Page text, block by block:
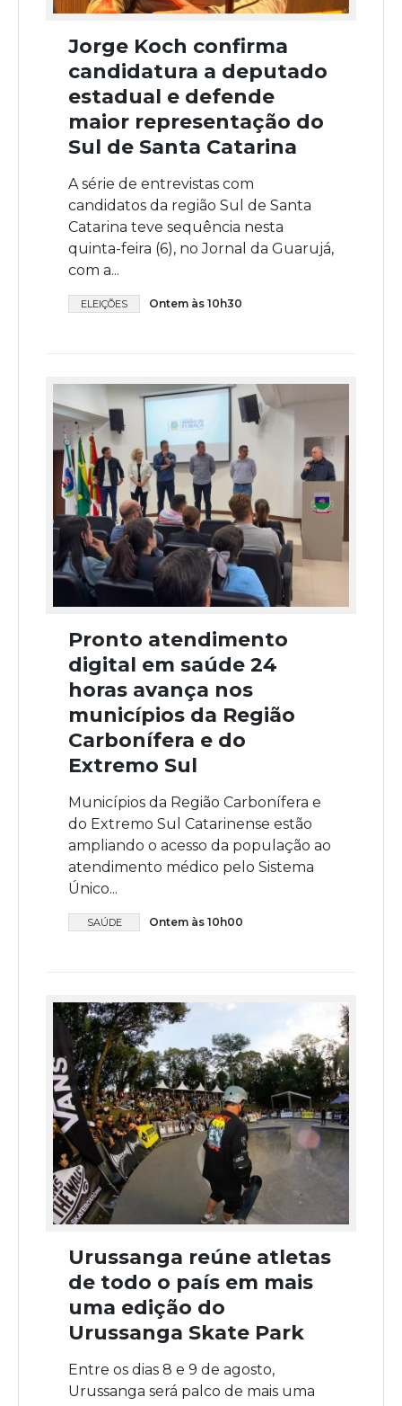
Jorge Koch confirma
candidatura a deputado
estadual e defende
maior representação do
Sul de Santa Catarina
A série de entrevistas com
candidatos da região Sul de Santa
Catarina teve sequência nesta
quinta-feira (6), no Jornal da Guarujá,
com a...
ELEIÇÕES Ontem às 10h30
Pronto atendimento
digital em saúde 24
horas avança nos
municípios da Região
Carbonífera e do
Extremo Sul
Municípios da Região Carbonífera e
do Extremo Sul Catarinense estão
ampliando o acesso da população ao
atendimento médico pelo Sistema
Único...
SAÚDE Ontem às 10h00
Urussanga reúne atletas
de todo o país em mais
uma edição do
Urussanga Skate Park
Entre os dias 8 e 9 de agosto,
Urussanga será palco de mais uma